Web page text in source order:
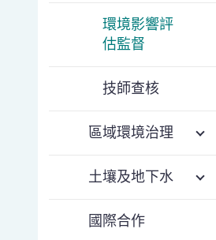
環境影響評
估監督
技師查核
區域環境治理
土壤及地下水
國際合作